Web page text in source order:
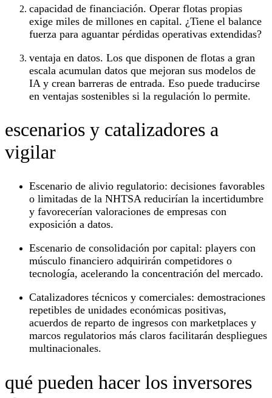
capacidad de financiación. Operar flotas propias
exige miles de millones en capital. ¿Tiene el balance
fuerza para aguantar pérdidas operativas extendidas?
ventaja en datos. Los que disponen de flotas a gran
escala acumulan datos que mejoran sus modelos de
IA y crean barreras de entrada. Eso puede traducirse
en ventajas sostenibles si la regulación lo permite.
escenarios y catalizadores a
vigilar
Escenario de alivio regulatorio: decisiones favorables
o limitadas de la NHTSA reducirían la incertidumbre
y favorecerían valoraciones de empresas con
exposición a datos.
Escenario de consolidación por capital: players con
músculo financiero adquirirán competidores o
tecnología, acelerando la concentración del mercado.
Catalizadores técnicos y comerciales: demostraciones
repetibles de unidades económicas positivas,
acuerdos de reparto de ingresos con marketplaces y
marcos regulatorios más claros facilitarán despliegues
multinacionales.
qué pueden hacer los inversores